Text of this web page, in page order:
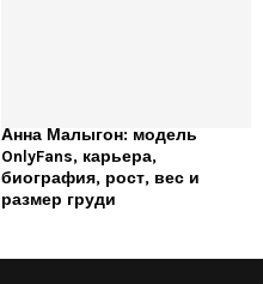
Анна Малыгон: модель
OnlyFans, карьера,
биография, рост, вес и
размер груди